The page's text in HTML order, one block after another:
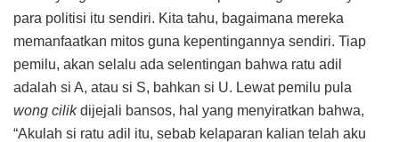
para politisi itu sendiri. Kita tahu, bagaimana mereka
memanfaatkan mitos guna kepentingannya sendiri. Tiap
pemilu, akan selalu ada selentingan bahwa ratu adil
adalah si A, atau si S, bahkan si U. Lewat pemilu pula
wong cilikdijejali bansos, hal yang menyiratkan bahwa,
“Akulah si ratu adil itu, sebab kelaparan kalian telah aku